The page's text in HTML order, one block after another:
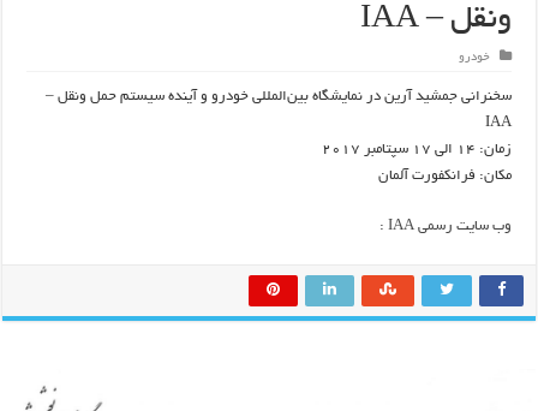
ونقل – IAA
خودرو
سخنرانی جمشید آرین در نمایشگاه بین‌المللی خودرو و آینده سیستم حمل ونقل –
IAA
زمان: ۱۴ الی ۱۷ سپتامبر ۲۰۱۷
مکان: فرانکفورت آلمان
وب سایت رسمی IAA :